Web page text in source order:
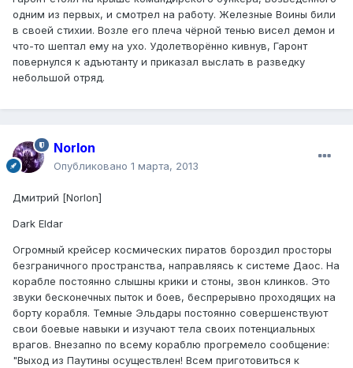
одним из первых, и смотрел на работу. Железные Воины били
в своей стихии. Возле его плеча чёрной тенью висел демон и
что-то шептал ему на ухо. Удолетворённо кивнув, Гаронт
повернулся к адъютанту и приказал выслать в разведку
небольшой отряд.
Norlon
Опубликовано 1 марта, 2013
Дмитрий [Norlon]
Dark Eldar
Огромный крейсер космических пиратов бороздил просторы
безграничного пространства, направляясь к системе Даос. На
корабле постоянно слышны крики и стоны, звон клинков. Это
звуки бесконечных пыток и боев, беспрерывно проходящих на
борту корабля. Темные Эльдары постоянно совершенствуют
свои боевые навыки и изучают тела своих потенциальных
врагов. Внезапно по всему кораблю прогремело сообщение:
"Выход из Паутины осуществлен! Всем приготовиться к